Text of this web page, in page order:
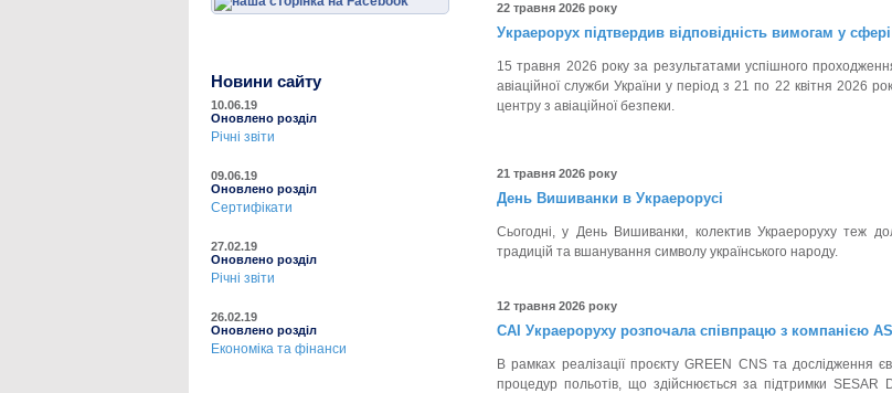
Новини сайту
10.06.19
Оновлено розділ
Річні звіти
09.06.19
Оновлено розділ
Сертифікати
27.02.19
Оновлено розділ
Річні звіти
26.02.19
Оновлено розділ
Економіка та фінанси
22 травня 2026 року
Украерорух підтвердив відповідність вимогам у сфері
15 травня 2026 року за результатами успішного
авіаційної служби України у період з 21 по 22 квітня 2026
центру з авіаційної безпеки.
21 травня 2026 року
День Вишиванки в Украерорусі
Сьогодні, у День Вишиванки, колектив Украероруху теж
традицій та вшанування символу українського народу.
12 травня 2026 року
САІ Украероруху розпочала співпрацю з компанією
В рамках реалізації проєкту GREEN CNS та дослідження
процедур польотів, що здійснюється за підтримки SESAR